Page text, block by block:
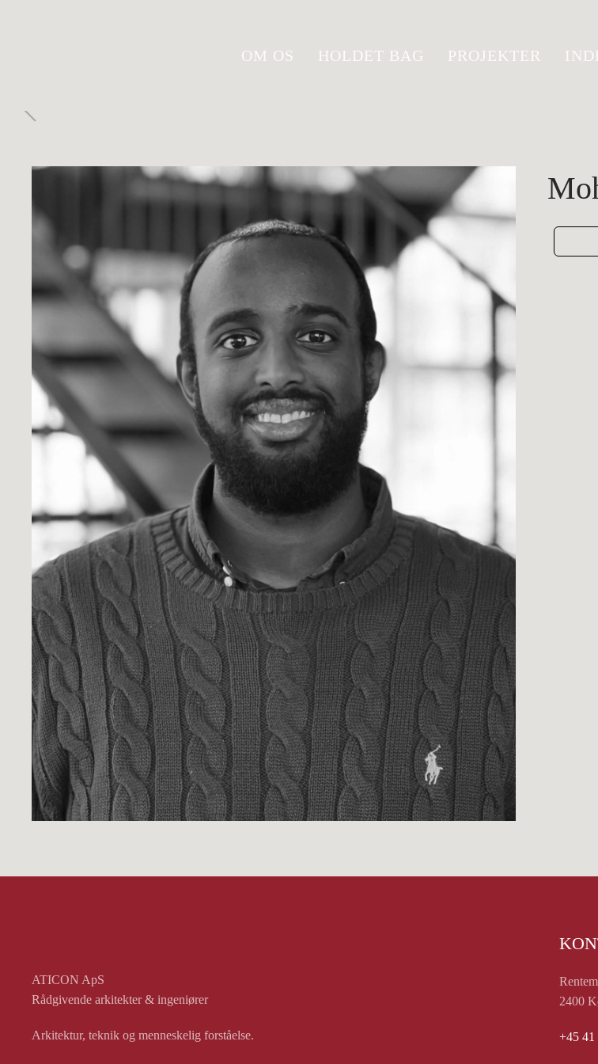
OM OS HOLDET BAG PROJEKTER
ATICON ApS
Rådgivende arkitekter & ingeniører
Arkitektur, teknik og menneskelig forståelse.
2400
+45 41